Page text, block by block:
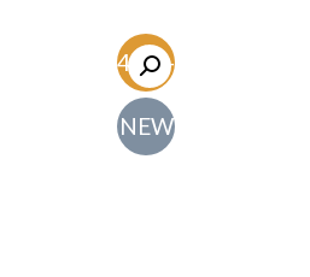
-54.7%
NEW